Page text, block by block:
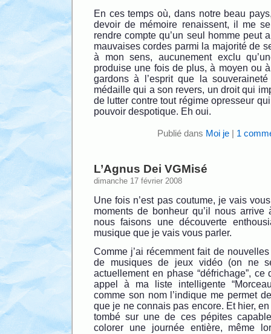
En ces temps où, dans notre beau
devoir de mémoire renaissent, il me
rendre compte qu’un seul homme peut
mauvaises cordes parmi la majorité de
à mon sens, aucunement exclu
produise une fois de plus, à moyen ou
gardons à l’esprit que la
médaille qui a son revers, un droit qui
de lutter contre tout régime opresseur
pouvoir despotique. Eh oui.
Publié dans Moi je| 1
L’Agnus Dei VGMisé
dimanche 17 février 2008
Une fois n’est pas coutume, je vais
moments de bonheur qu’il nous arrive
nous faisons une découverte
musique que je vais vous parler.
Comme j’ai récemment fait de
de musiques de jeux vidéo (on ne
actuellement en phase “défrichage”,
appel à ma liste intelligente
comme son nom l’indique me permet
que je ne connais pas encore. Et hier,
tombé sur une de ces pépites
colorer une journée entière, même